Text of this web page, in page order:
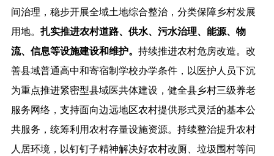
间治理，稳步开展全域土地综合整治，分类保障乡村发展
用地。 扎实推进农村道路、供水、污水治理、能源、物
流、信息等设施建设和维护。 持续推进农村危房改造。改
善县域普通高中和寄宿制学校办学条件，以医护人员下沉
为重点推进紧密型县域医共体建设，健全县乡村三级养老
服务网络，支持面向边远地区农村提供形式灵活的基本公
共服务，统筹利用农村存量设施资源。持续整治提升农村
人居环境，以钉钉子精神解决好农村改厕、垃圾围村等问